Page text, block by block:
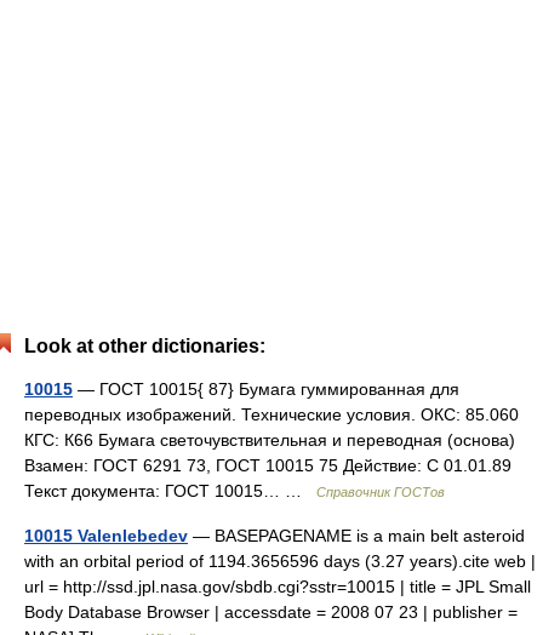
Look at other dictionaries:
10015 — ГОСТ 10015{ 87} Бумага гуммированная для
переводных изображений. Технические условия. ОКС: 85.060
КГС: К66 Бумага светочувствительная и переводная (основа)
Взамен: ГОСТ 6291 73, ГОСТ 10015 75 Действие: С 01.01.89
Текст документа: ГОСТ 10015… …
Справочник ГОСТов
10015 Valenlebedev — BASEPAGENAME is a main belt asteroid
with an orbital period of 1194.3656596 days (3.27 years).cite web |
url = http://ssd.jpl.nasa.gov/sbdb.cgi?sstr=10015 | title = JPL Small
Body Database Browser | accessdate = 2008 07 23 | publisher =